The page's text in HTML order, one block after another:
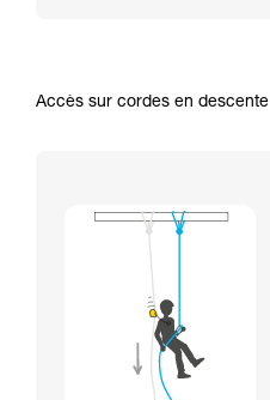
Accès sur cordes en descente